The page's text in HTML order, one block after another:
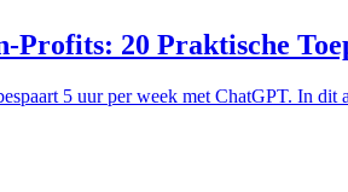
Profits: 20 Praktische
5 uur per week met ChatGPT. In